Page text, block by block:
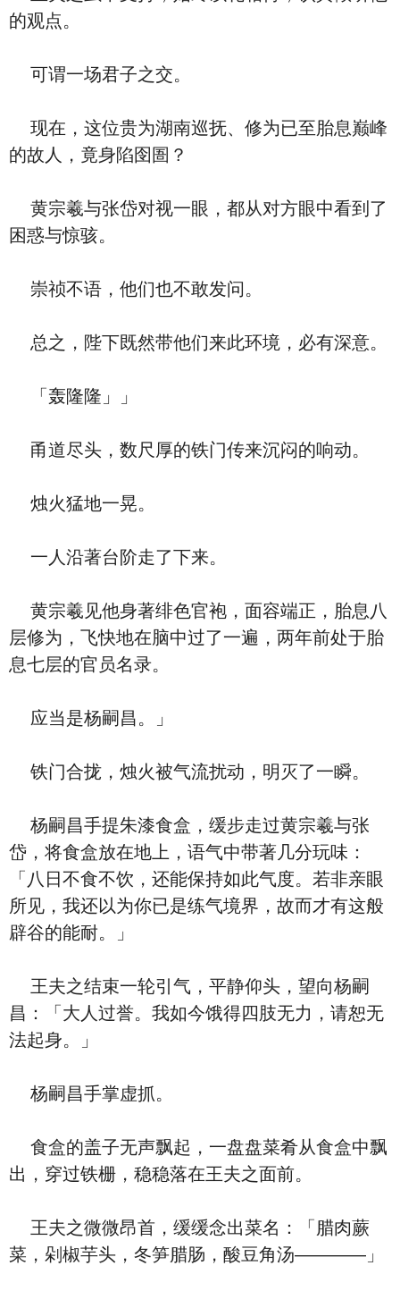
的观点。
可谓一场君子之交。
现在，这位贵为湖南巡抚、修为已至胎息巅峰
的故人，竟身陷囹圄？
黄宗羲与张岱对视一眼，都从对方眼中看到了
困惑与惊骇。
崇祯不语，他们也不敢发问。
总之，陛下既然带他们来此环境，必有深意。
「轰隆隆」」
甬道尽头，数尺厚的铁门传来沉闷的响动。
烛火猛地一晃。
一人沿著台阶走了下来。
黄宗羲见他身著绯色官袍，面容端正，胎息八
层修为，飞快地在脑中过了一遍，两年前处于胎
息七层的官员名录。
应当是杨嗣昌。」
铁门合拢，烛火被气流扰动，明灭了一瞬。
杨嗣昌手提朱漆食盒，缓步走过黄宗羲与张
岱，将食盒放在地上，语气中带著几分玩味：
「八日不食不饮，还能保持如此气度。若非亲眼
所见，我还以为你已是练气境界，故而才有这般
辟谷的能耐。」
王夫之结束一轮引气，平静仰头，望向杨嗣
昌：「大人过誉。我如今饿得四肢无力，请恕无
法起身。」
杨嗣昌手掌虚抓。
食盒的盖子无声飘起，一盘盘菜肴从食盒中飘
出，穿过铁栅，稳稳落在王夫之面前。
王夫之微微昂首，缓缓念出菜名：「腊肉蕨
菜，剁椒芋头，冬笋腊肠，酸豆角汤————」